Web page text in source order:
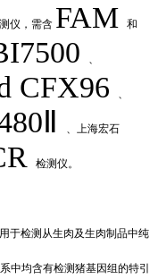
仪，需含 FAM 和
、
CFX96 、
、上海宏石
检测仪。
于检测从生肉及生肉制品中纯
中均含有检测猪基因组的特引